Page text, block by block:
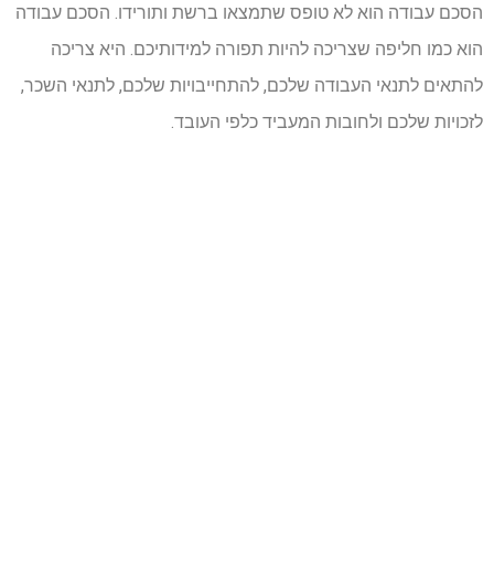
הסכם עבודה הוא לא טופס שתמצאו ברשת ותורידו. הסכם עבודה
הוא כמו חליפה שצריכה להיות תפורה למידותיכם. היא צריכה
להתאים לתנאי העבודה שלכם, להתחייבויות שלכם, לתנאי השכר,
לזכויות שלכם ולחובות המעביד כלפי העובד.